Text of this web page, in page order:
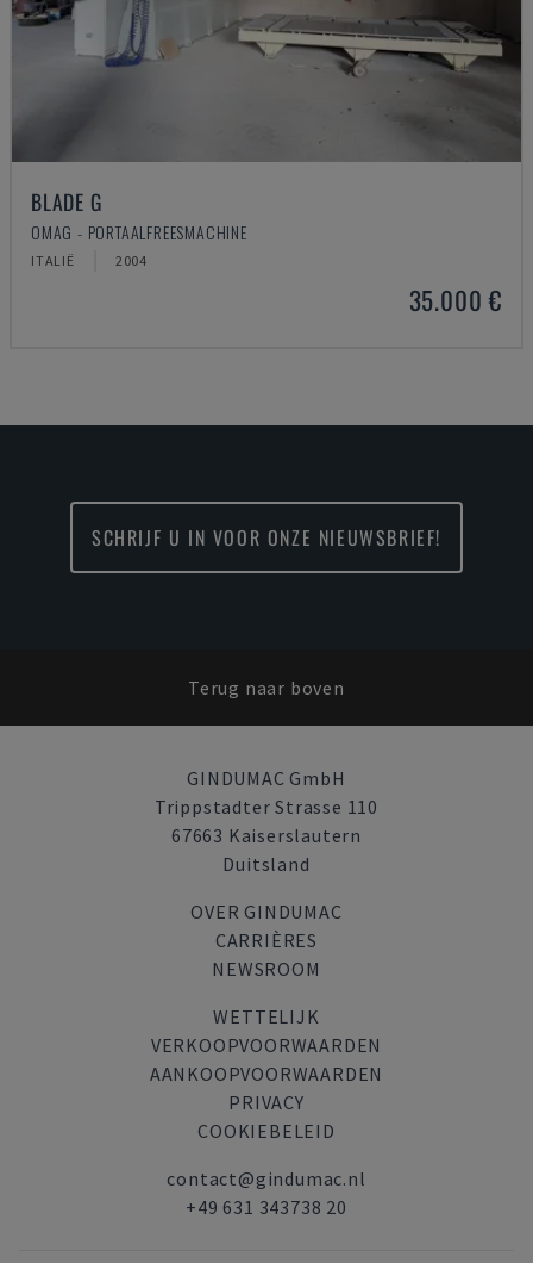
BLADE G
OMAG - PORTAALFREESMACHINE
ITALIË 2004
35.000 €
SCHRIJF U IN VOOR ONZE NIEUWSBRIEF!
Terug naar boven
GINDUMAC GmbH
Trippstadter Strasse 110
67663 Kaiserslautern
Duitsland
OVER GINDUMAC
CARRIÈRES
NEWSROOM
WETTELIJK
VERKOOPVOORWAARDEN
AANKOOPVOORWAARDEN
PRIVACY
COOKIEBELEID
contact@gindumac.nl
+49 631 343738 20